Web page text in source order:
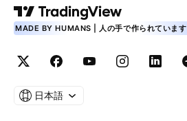
MADE BY HUMANS | 人の手で作られています
日本語